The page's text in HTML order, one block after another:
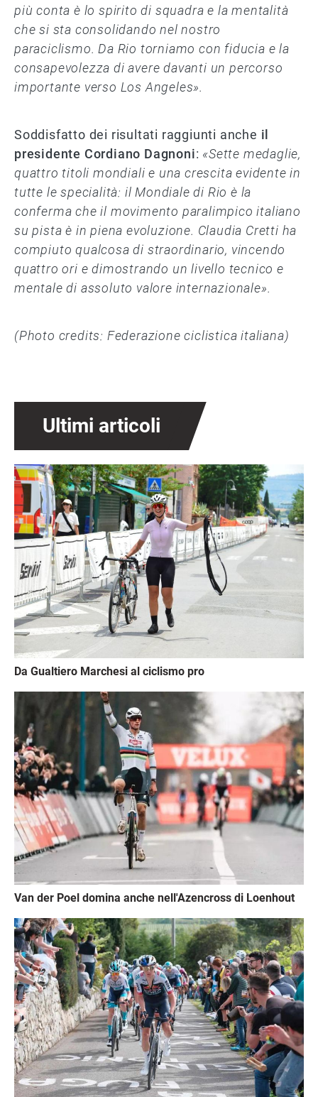
più conta è lo spirito di squadra e la mentalità
che si sta consolidando nel nostro
paraciclismo. Da Rio torniamo con fiducia e la
consapevolezza di avere davanti un percorso
importante verso Los Angeles».
Soddisfatto dei risultati raggiunti anche il
presidente Cordiano Dagnoni: «Sette medaglie,
quattro titoli mondiali e una crescita evidente in
tutte le specialità: il Mondiale di Rio è la
conferma che il movimento paralimpico italiano
su pista è in piena evoluzione. Claudia Cretti ha
compiuto qualcosa di straordinario, vincendo
quattro ori e dimostrando un livello tecnico e
mentale di assoluto valore internazionale».
(Photo credits: Federazione ciclistica italiana)
Ultimi articoli
Immagine
Da Gualtiero Marchesi al ciclismo pro
Van der Poel domina anche nell'Azencross di Loenhout
Immagine